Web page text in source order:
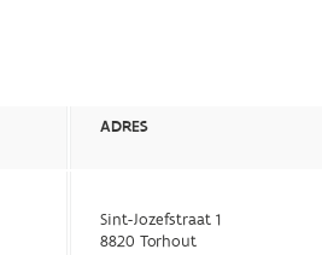
ADRES
Sint-Jozefstraat 1
8820 Torhout